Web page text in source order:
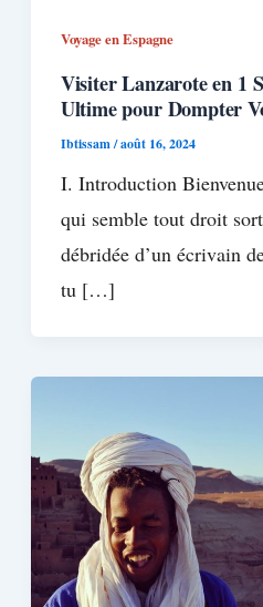
Voyage en Espagne
Visiter Lanzarote en 1
Ultime pour Dompter
Ibtissam/août 16, 2024
I. Introduction
qui semble tout droit
débridée d’un écrivain
tu […]